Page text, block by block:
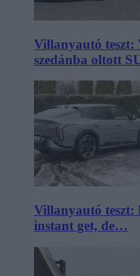
Villanyautó teszt:
szedánba oltott
Villanyautó teszt:
instant get, de…